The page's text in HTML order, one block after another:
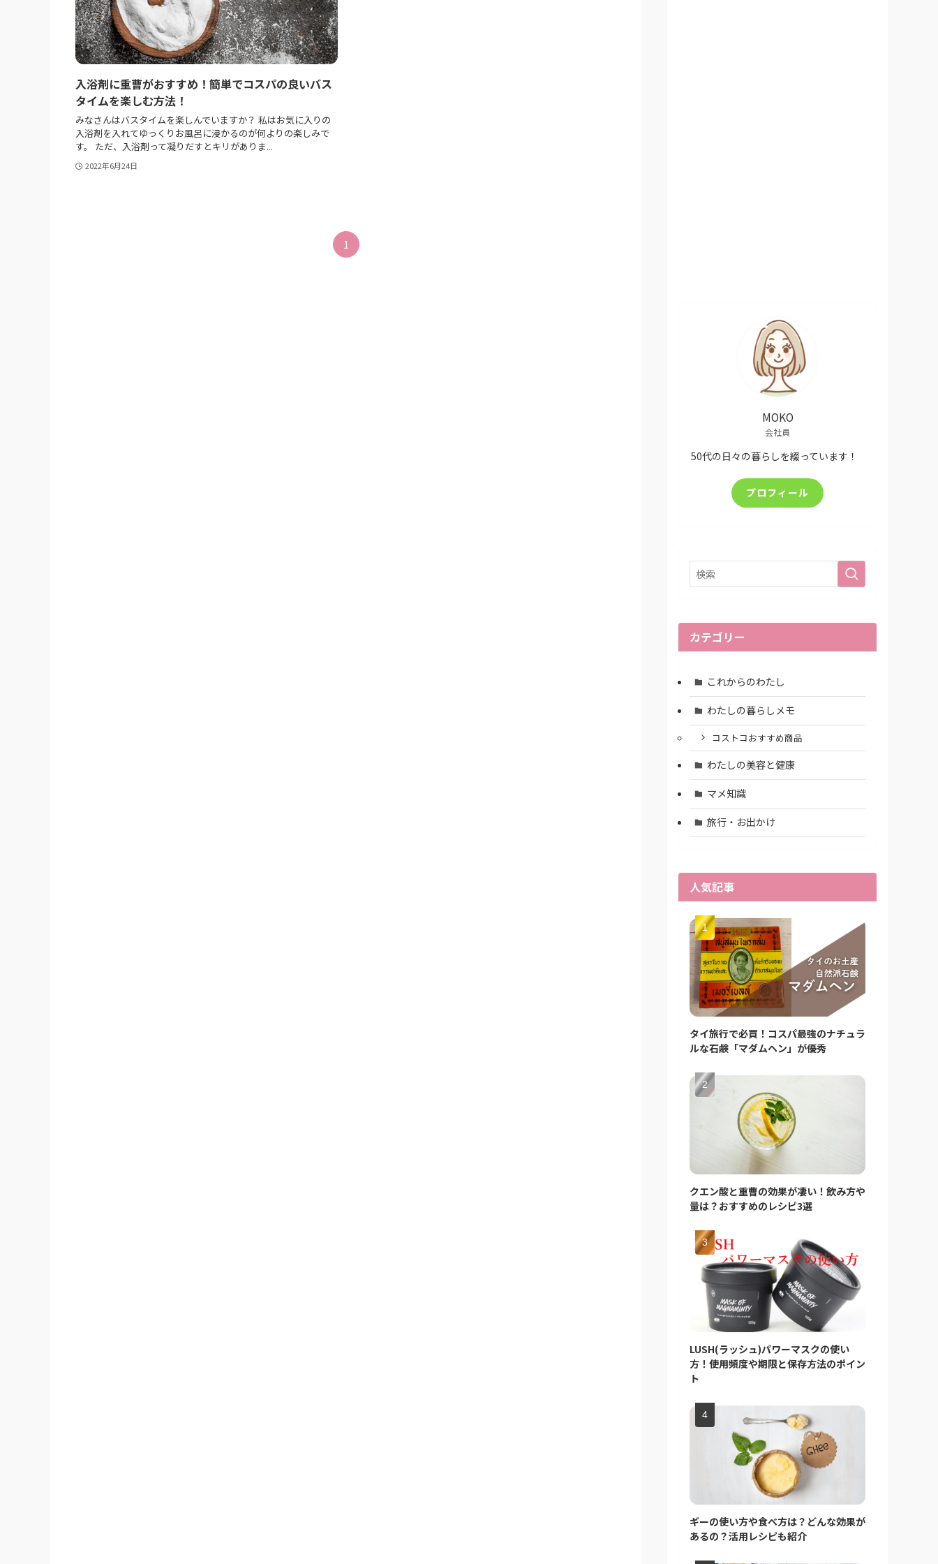
入浴剤に重曹がおすすめ！簡単でコスパの良いバス
タイムを楽しむ方法！
みなさんはバスタイムを楽しんでいますか？ 私はお気に入りの
入浴剤を入れてゆっくりお風呂に浸かるのが何よりの楽しみで
す。 ただ、入浴剤って凝りだすとキリがありま...
2022年6月24日
1
MOKO
会社員
50代の日々の暮らしを綴っています！
プロフィール
カテゴリー
これからのわたし
わたしの暮らしメモ
コストコおすすめ商品
わたしの美容と健康
マメ知識
旅行・お出かけ
人気記事
タイ旅行で必買！コスパ最強のナチュラ
ルな石鹸「マダムヘン」が優秀
クエン酸と重曹の効果が凄い！飲み方や
量は？おすすめのレシピ3選
LUSH(ラッシュ)パワーマスクの使い
方！使用頻度や期限と保存方法のポイン
ト
ギーの使い方や食べ方は？どんな効果が
あるの？活用レシピも紹介